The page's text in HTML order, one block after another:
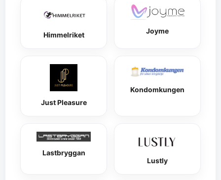
Himmelriket Joyme
Just Pleasure
Kondomkungen
Lastbryggan
Lustly